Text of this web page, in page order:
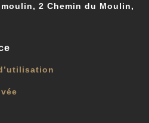
2 Chemin du Moulin,